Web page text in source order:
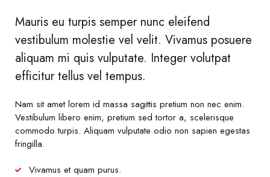
Mauris eu turpis semper nunc eleifend
vestibulum molestie vel velit. Vivamus posuere
aliquam mi quis vulputate. Integer volutpat
efficitur tellus vel tempus.
Nam sit amet lorem id massa sagittis pretium non nec enim.
Vestibulum libero enim, pretium sed tortor a, scelerisque
commodo turpis. Aliquam vulputate odio non sapien egestas
fringilla.
Vivamus et quam purus.